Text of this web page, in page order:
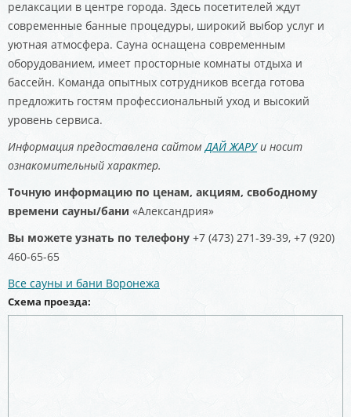
релаксации в центре города. Здесь посетителей ждут
современные банные процедуры, широкий выбор услуг и
уютная атмосфера. Сауна оснащена современным
оборудованием, имеет просторные комнаты отдыха и
бассейн. Команда опытных сотрудников всегда готова
предложить гостям профессиональный уход и высокий
уровень сервиса.
Информация предоставлена сайтом ДАЙ ЖАРУи носит
ознакомительный характер.
Точную информацию по ценам, акциям, свободному
времени сауны/бани «Александрия»
Вы можете узнать по телефону +7 (473) 271-39-39, +7 (920)
460-65-65
Все сауны и бани Воронежа
Схема проезда: